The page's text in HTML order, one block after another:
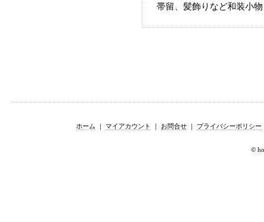
帯留、髪飾りなど和装小
ホーム ｜ マイアカウント ｜ お問合せ ｜ プライバシーポリシー
©